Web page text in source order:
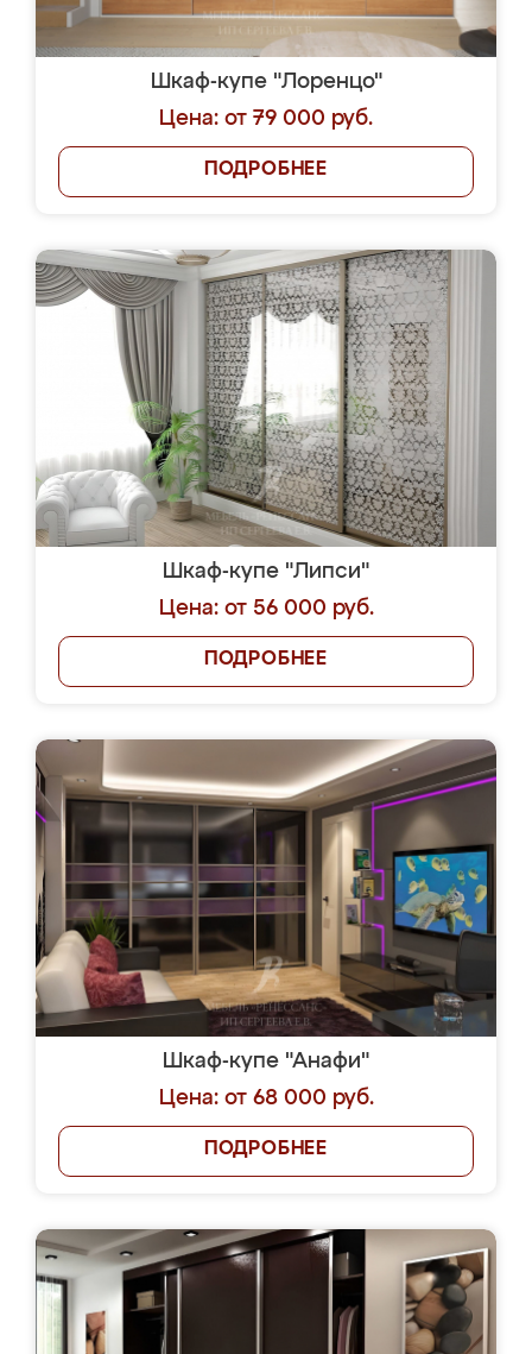
Шкаф-купе "Лоренцо"
Цена: от 79 000 руб.
ПОДРОБНЕЕ
Шкаф-купе "Липси"
Цена: от 56 000 руб.
ПОДРОБНЕЕ
Шкаф-купе "Анафи"
Цена: от 68 000 руб.
ПОДРОБНЕЕ